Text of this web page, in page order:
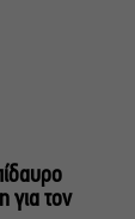
για τον